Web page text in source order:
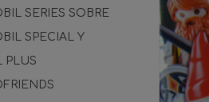
SERIES SOBRE
SPECIAL Y
PLUS